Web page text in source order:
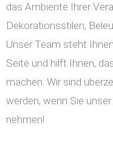
das Ambiente Ihrer
Dekorationsstilen,
Unser Team steht
Seite und hilft Ihnen,
machen. Wir sind
werden, wenn Sie
nehmen!